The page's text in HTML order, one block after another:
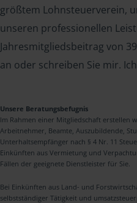
größtem Lohnsteuerverein,
unseren professionellen
Jahresmitgliedsbeitrag von
an oder schreiben Sie mir.
Unsere Beratungsbefugnis
Im Rahmen einer Mitgliedschaft erstellen
Arbeitnehmer, Beamte, Auszubildende,
Unterhaltsempfänger nach § 4 Nr. 11
Einkünften aus Vermietung und
Fällen der geeignete Dienstleister für Sie.
Bei Einkünften aus Land- und
selbstständiger Tätigkeit und